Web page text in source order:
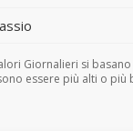
Giornalieri si
essere più alti o più